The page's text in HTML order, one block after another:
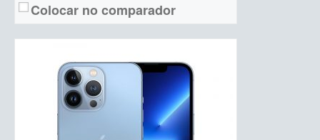
Colocar no comparador